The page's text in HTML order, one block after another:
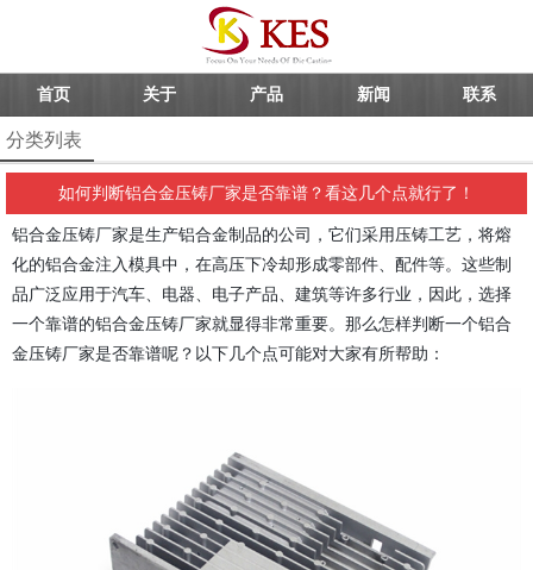
首页 关于 产品 新闻 联系
分类列表
如何判断铝合金压铸厂家是否靠谱？看这几个点就行了！
铝合金压铸厂家是生产铝合金制品的公司，它们采用压铸工艺，将熔
化的铝合金注入模具中，在高压下冷却形成零部件、配件等。这些制
品广泛应用于汽车、电器、电子产品、建筑等许多行业，因此，选择
一个靠谱的铝合金压铸厂家就显得非常重要。那么怎样判断一个铝合
金压铸厂家是否靠谱呢？以下几个点可能对大家有所帮助：